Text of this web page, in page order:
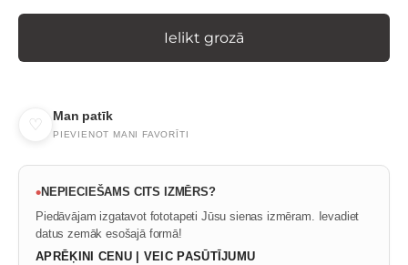
Ielikt grozā
♡ Man patīk
PIEVIENOT MANI FAVORĪTI
•NEPIECIEŠAMS CITS IZMĒRS?
Piedāvājam izgatavot fototapeti Jūsu sienas izmēram. Ievadiet
datus zemāk esošajā formā!
APRĒĶINI CENU | VEIC PASŪTĪJUMU